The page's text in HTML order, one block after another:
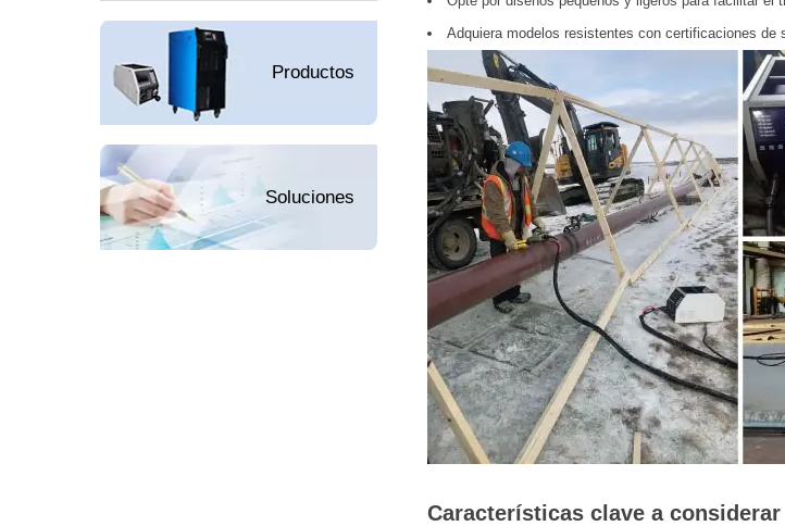
Productos
Soluciones
Adquiera modelos resistentes con certificaciones de
Características clave a considerar